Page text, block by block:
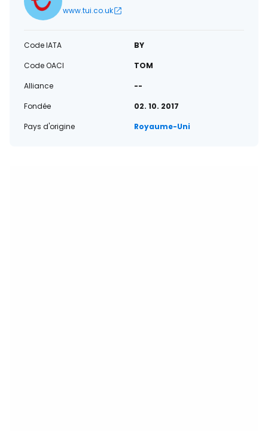
www.tui.co.uk
Code IATA
BY
Code OACI
TOM
Alliance
--
Fondée
02. 10. 2017
Pays d'origine
Royaume-Uni